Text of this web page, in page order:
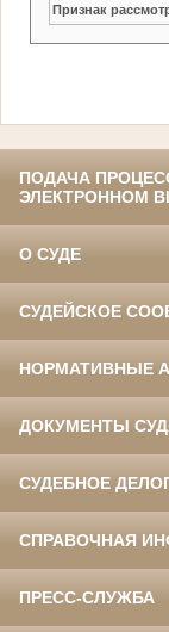
Признак
ПОДАЧА
ЭЛЕКТРОННОМ
О СУДЕ
СУДЕЙСКОЕ
НОРМАТИВНЫЕ
ДОКУМЕНТЫ
СУДЕБНОЕ
СПРАВОЧНАЯ
ПРЕСС-СЛУЖБА